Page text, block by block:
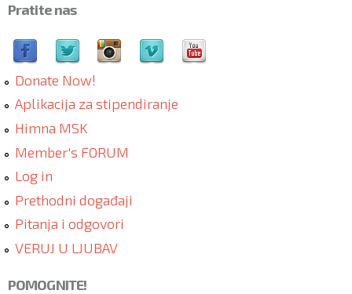
Pratite nas
Donate Now!
Aplikacija za stipendiranje
Himna MSK
Member's FORUM
Log in
Prethodni događaji
Pitanja i odgovori
VERUJ U LJUBAV
POMOGNITE!